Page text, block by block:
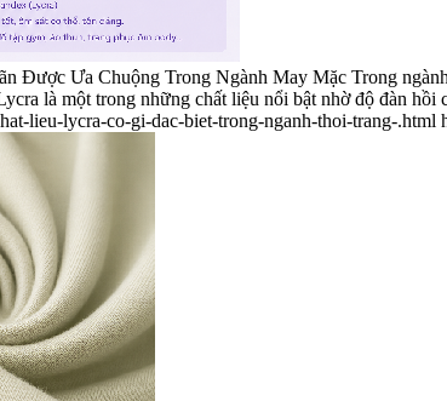
Được Ưa Chuộng Trong Ngành May Mặc Trong
là một trong những chất liệu nổi bật nhờ độ đàn
lieu-lycra-co-gi-dac-biet-trong-nganh-thoi-trang-.html